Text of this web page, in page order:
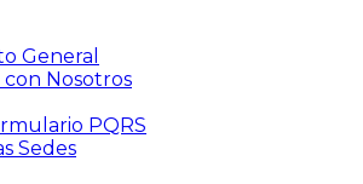
General
con Nosotros
PQRS
Sedes